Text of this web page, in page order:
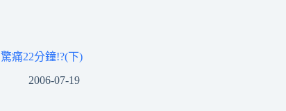
驚痛22分鐘!?(下)
2006-07-19